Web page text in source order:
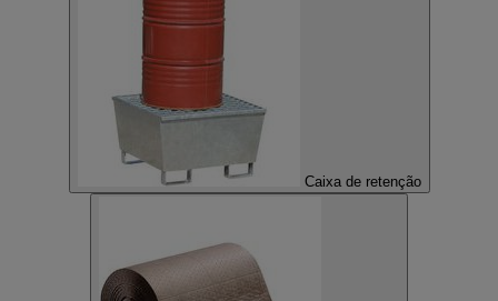
Caixa de retenção